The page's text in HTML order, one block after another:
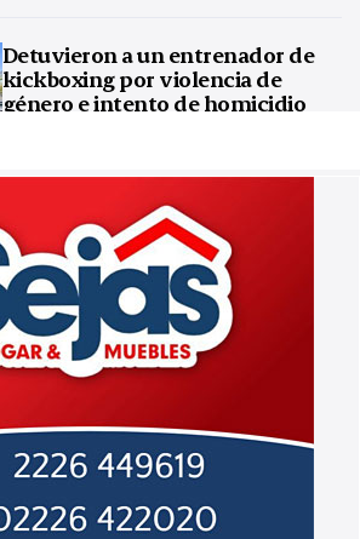
Detuvieron a un entrenador de
kickboxing por violencia de
género e intento de homicidio